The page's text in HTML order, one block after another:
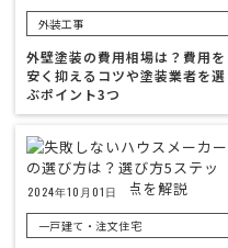
外装工事
外壁塗装の費用相場は？費用を
安く抑えるコツや塗装業者を選
ぶポイント3つ
2024年10月01日
一戸建て・注文住宅